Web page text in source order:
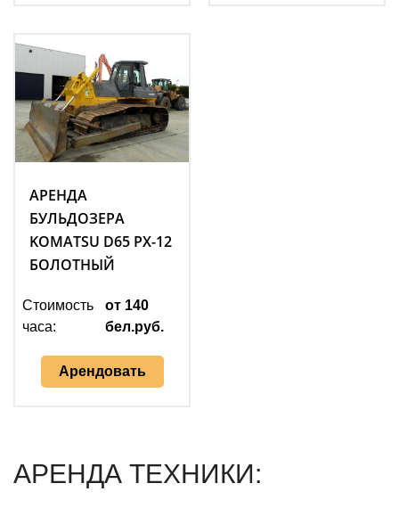
АРЕНДА
БУЛЬДОЗЕРА
KOMATSU D65 PX-12
БОЛОТНЫЙ
Стоимость
часа:
от 140
бел.руб.
Арендовать
АРЕНДА ТЕХНИКИ: